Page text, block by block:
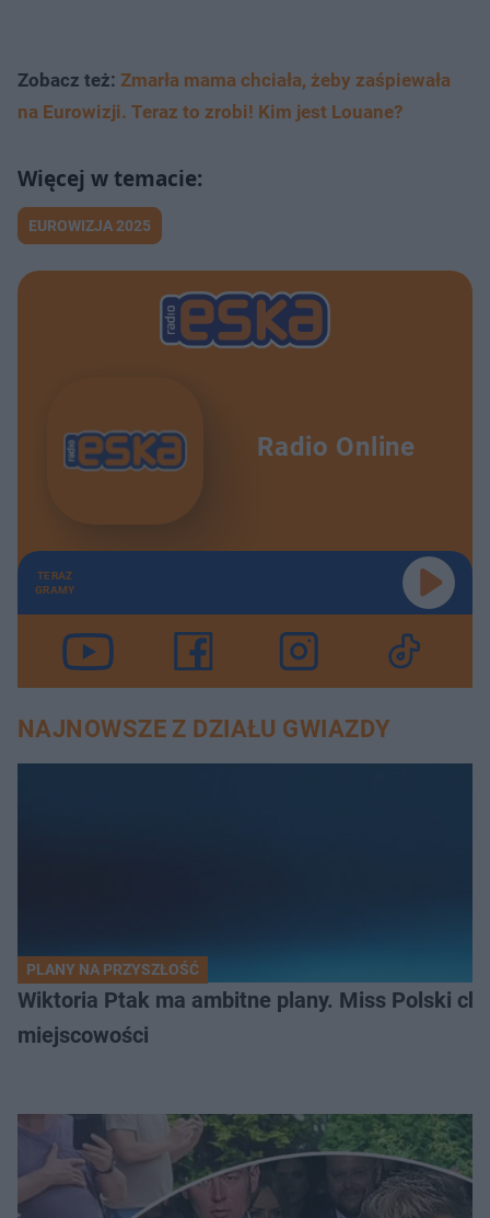
Zobacz też: Zmarła mama chciała, żeby zaśpiewała
na Eurowizji. Teraz to zrobi! Kim jest Louane?
EUROWIZJA 2025
Radio Online
TERAZ
GRAMY
NAJNOWSZE Z DZIAŁU GWIAZDY
PLANY NA PRZYSZŁOŚĆ
Wiktoria Ptak ma ambitne plany. Miss Polski
miejscowości